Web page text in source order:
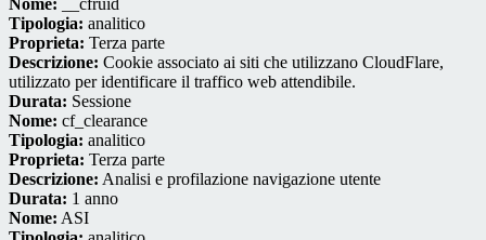
Nome: __cfruid
Tipologia: analitico
Proprieta: Terza parte
Descrizione: Cookie associato ai siti che utilizzano CloudFlare,
utilizzato per identificare il traffico web attendibile.
Durata: Sessione
Nome: cf_clearance
Tipologia: analitico
Proprieta: Terza parte
Descrizione: Analisi e profilazione navigazione utente
Durata: 1 anno
Nome: ASI